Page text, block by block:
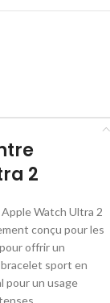
2
Watch Ultra 2
conçu pour les
offrir un
sport en
pour un usage